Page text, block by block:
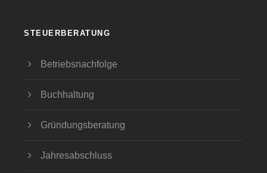
STEUERBERATUNG
Betriebsnachfolge
Buchhaltung
Gründungsberatung
Jahresabschluss